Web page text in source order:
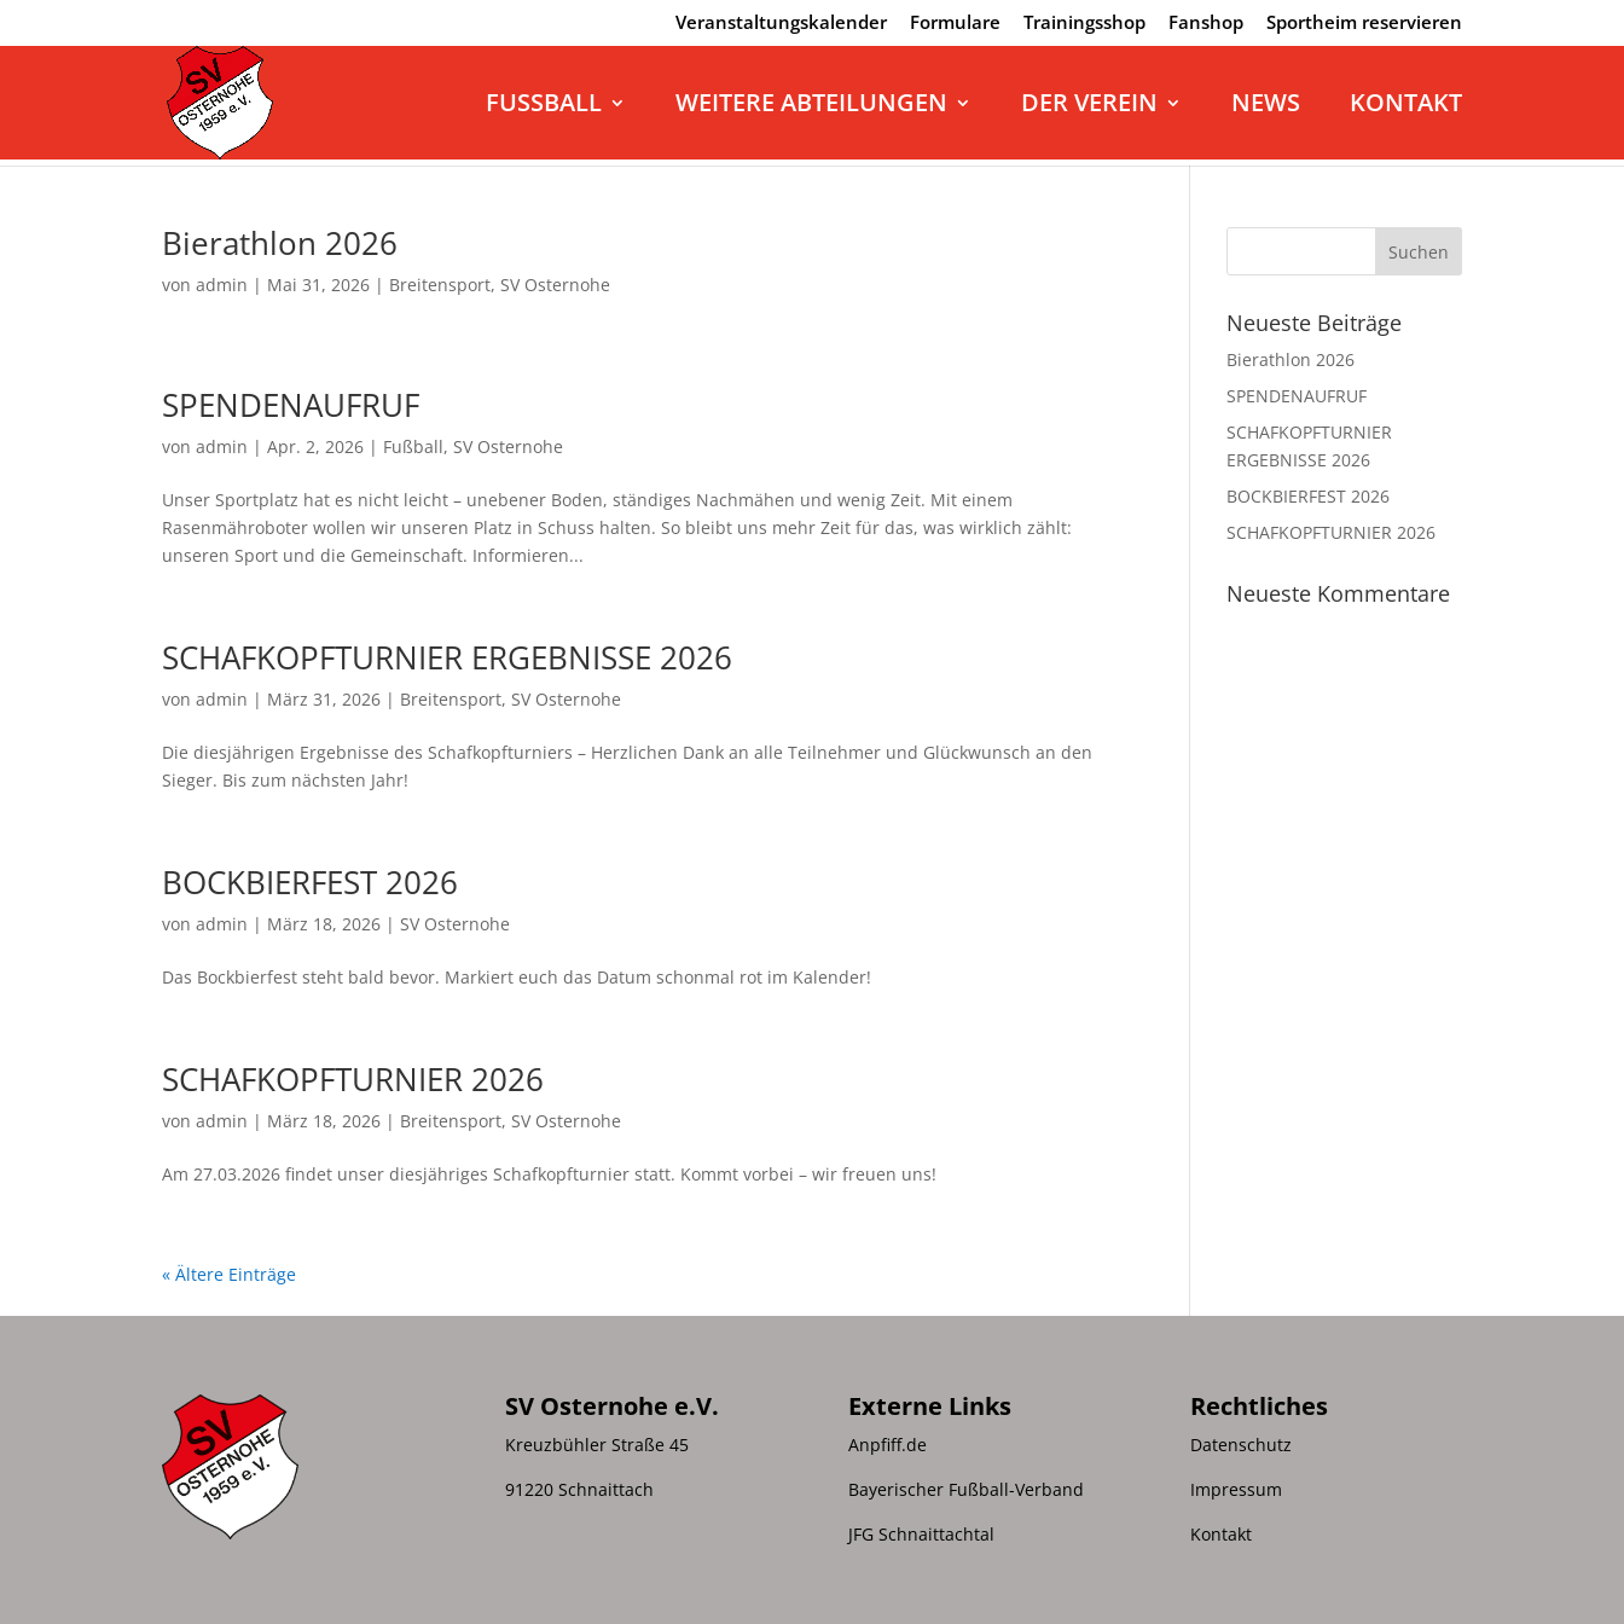
Veranstaltungskalender Formulare Trainingsshop Fanshop Sportheim reservieren
FUSSBALL WEITERE ABTEILUNGEN DER VEREIN NEWS KONTAKT
Bierathlon 2026
vonadmin | Mai 31, 2026 | Breitensport,SV Osternohe
SPENDENAUFRUF
vonadmin |Apr. 2, 2026 | Fußball,SV Osternohe
Unser Sportplatz hat es nicht leicht – unebener Boden, ständiges Nachmähen und wenig Zeit. Mit einem
Rasenmähroboter wollen wir unseren Platz in Schuss halten. So bleibt uns mehr Zeit für das, was wirklich zählt:
unseren Sport und die Gemeinschaft. Informieren...
SCHAFKOPFTURNIER ERGEBNISSE 2026
vonadmin | März 31, 2026 | Breitensport,SV Osternohe
Die diesjährigen Ergebnisse des Schafkopfturniers – Herzlichen Dank an alle Teilnehmer und Glückwunsch an den
Sieger. Bis zum nächsten Jahr!
BOCKBIERFEST 2026
vonadmin | März 18, 2026 |SV Osternohe
Das Bockbierfest steht bald bevor. Markiert euch das Datum schonmal rot im Kalender!
SCHAFKOPFTURNIER 2026
vonadmin | März 18, 2026 | Breitensport,SV Osternohe
Am 27.03.2026 findet unser diesjähriges Schafkopfturnier statt. Kommt vorbei – wir freuen uns!
« Ältere Einträge
Neueste Beiträge
Bierathlon 2026
SPENDENAUFRUF
SCHAFKOPFTURNIER
ERGEBNISSE 2026
BOCKBIERFEST 2026
SCHAFKOPFTURNIER 2026
Neueste Kommentare
SV Osternohe e.V.
Kreuzbühler Straße 45
91220 Schnaittach
Externe Links
Anpfiff.de
Bayerischer Fußball-Verband
JFG Schnaittachtal
Rechtliches
Datenschutz
Impressum
Kontakt